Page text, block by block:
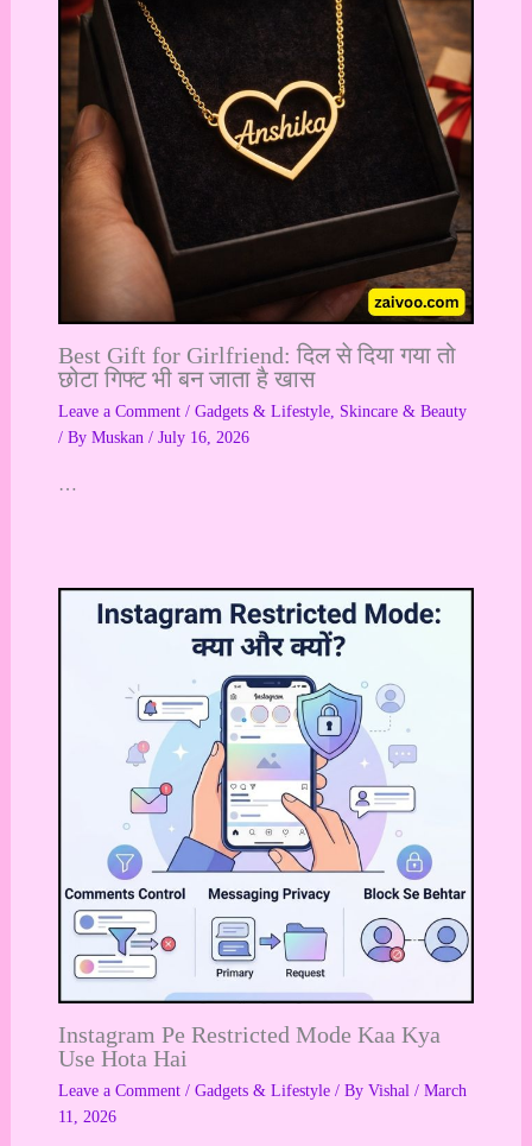
Best Gift for Girlfriend: दिल से दिया गया तो
छोटा गिफ्ट भी बन जाता है खास
Leave a Comment / Gadgets & Lifestyle, Skincare & Beauty
/ By Muskan / July 16, 2026
…
Instagram Pe Restricted Mode Kaa Kya
Use Hota Hai
Leave a Comment / Gadgets & Lifestyle/ By Vishal / March
11, 2026